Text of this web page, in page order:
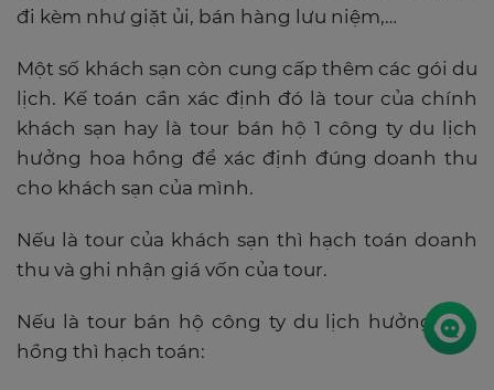
đi kèm như giặt ủi, bán hàng lưu niệm,…
Một số khách sạn còn cung cấp thêm các gói du
lịch. Kế toán cần xác định đó là tour của chính
khách sạn hay là tour bán hộ 1 công ty du lịch
hưởng hoa hồng để xác định đúng doanh thu
cho khách sạn của mình.
Nếu là tour của khách sạn thì hạch toán doanh
thu và ghi nhận giá vốn của tour.
Nếu là tour bán hộ công ty du lịch hưởng hoa
hồng thì hạch toán: